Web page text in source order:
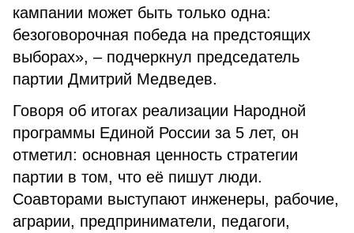
кампании может быть только одна:
безоговорочная победа на предстоящих
выборах», – подчеркнул председатель
партии Дмитрий Медведев.
Говоря об итогах реализации Народной
программы Единой России за 5 лет, он
отметил: основная ценность стратегии
партии в том, что её пишут люди.
Соавторами выступают инженеры, рабочие,
аграрии, предприниматели, педагоги,